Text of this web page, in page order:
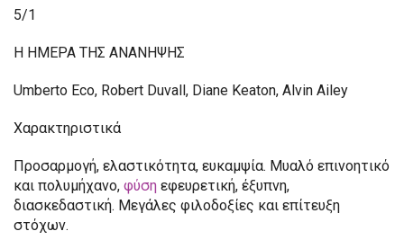
5/1
Η ΗΜΕΡΑ ΤΗΣ ΑΝΑΝΗΨΗΣ
Umberto Eco, Robert Duvall, Diane Keaton, Alvin Ailey
Χαρακτηριστικά
Προσαρμογή, ελαστικότητα, ευκαμψία. Μυαλό επινοητικό
και πολυμήχανο, φύση εφευρετική, έξυπνη,
διασκεδαστική. Μεγάλες φιλοδοξίες και επίτευξη
στόχων.